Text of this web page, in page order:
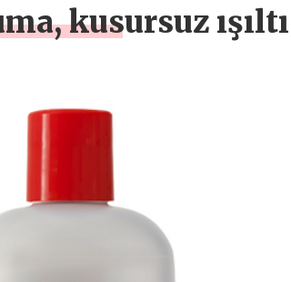
kusursuz